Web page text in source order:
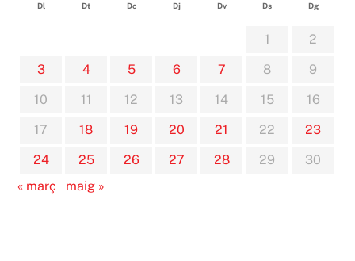
Dl Dt Dc Dj Dv Ds Dg
1
2
3
4 5 6 7 8
9
10
11 12 13 14 15
16
17
18 19 20 21 22
23
24
25 26 27 28 29
30
« març
maig »